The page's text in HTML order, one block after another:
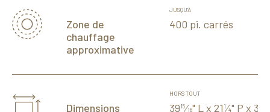
Zone de
chauffage
approximative
JUSQU'À
400 pi. carrés
Dimensions
HORS TOUT
3915⁄16" L x 21 1⁄4" P x 31